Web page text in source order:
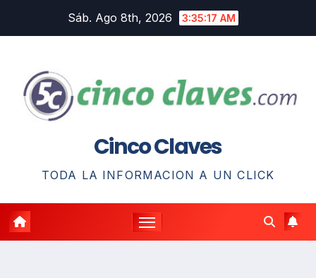
Sáb. Ago 8th, 2026 3:35:18 AM
Cinco Claves
TODA LA INFORMACION A UN CLICK